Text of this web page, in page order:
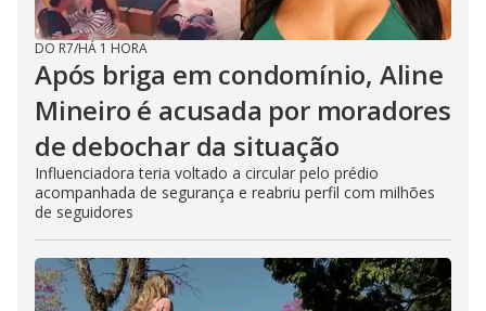
DO R7/HÁ 1 HORA
Após briga em condomínio, Aline
Mineiro é acusada por moradores
de debochar da situação
Influenciadora teria voltado a circular pelo prédio
acompanhada de segurança e reabriu perfil com milhões
de seguidores